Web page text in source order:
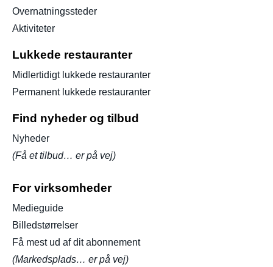
Overnatningssteder
Aktiviteter
Lukkede restauranter
Midlertidigt lukkede restauranter
Permanent lukkede restauranter
Find nyheder og tilbud
Nyheder
(Få et tilbud… er på vej)
For virksomheder
Medieguide
Billedstørrelser
Få mest ud af dit abonnement
(Markedsplads… er på vej)